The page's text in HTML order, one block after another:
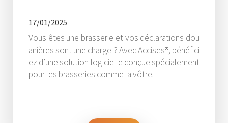
17/01/2025
Vous êtes une brasserie et vos déclarations dou
anières sont une charge ? Avec Accises®, bénéfici
ez d’une solution logicielle conçue spécialement
pour les brasseries comme la vôtre.